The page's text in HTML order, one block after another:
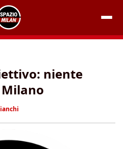
niente